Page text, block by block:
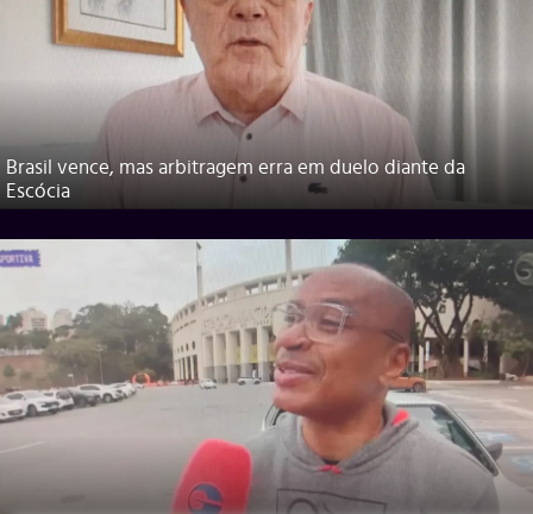
Brasil vence, mas arbitragem erra em duelo diante da
Escócia